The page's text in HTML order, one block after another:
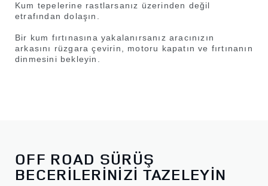
Kum tepelerine rastlarsanız üzerinden değil
etrafından dolaşın.
Bir kum fırtınasına yakalanırsanız aracınızın
arkasını rüzgara çevirin, motoru kapatın ve fırtınanın
dinmesini bekleyin.
OFF ROAD SÜRÜŞ
BECERİLERİNİZİ TAZELEYİN